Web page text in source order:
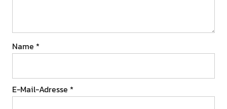
Name *
E-Mail-Adresse *